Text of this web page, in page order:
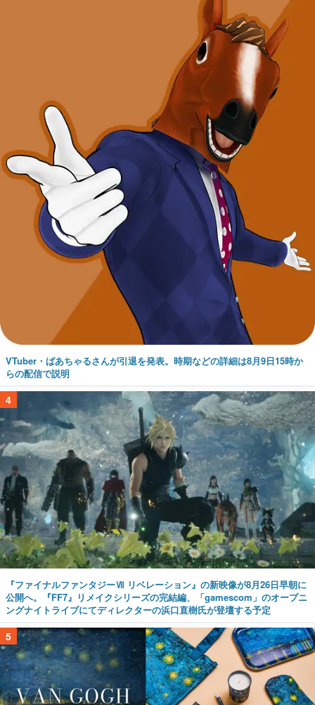
VTuber・ばあちゃるさんが引退を発表。時期などの詳細は8月9日15時か
らの配信で説明
4
『ファイナルファンタジーⅦ リベレーション』の新映像が8月26日早朝に
公開へ。『FF7』リメイクシリーズの完結編、「gamescom」のオープニ
ングナイトライブにてディレクターの浜口直樹氏が登壇する予定
5